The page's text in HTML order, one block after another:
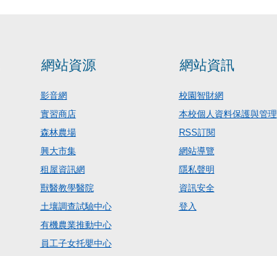
網站資源
影音網
實習商店
森林農場
興大市集
租屋資訊網
獸醫教學醫院
土壤調查試驗中心
有機農業推動中心
員工子女托嬰中心
網站資訊
校園智財網
本校個人資料保護與管理
RSS訂閱
網站導覽
隱私聲明
資訊安全
登入